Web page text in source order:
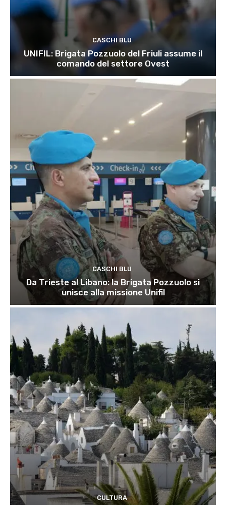
CASCHI BLU
UNIFIL: Brigata Pozzuolo del Friuli assume il
comando del settore Ovest
CASCHI BLU
Da Trieste al Libano: la Brigata Pozzuolo si
unisce alla missione Unifil
CULTURA